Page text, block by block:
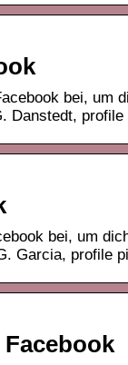
bei, um
Danstedt,
bei, um
Garcia, profile
Facebook